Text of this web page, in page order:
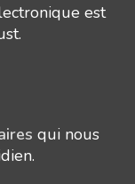
est
qui nous